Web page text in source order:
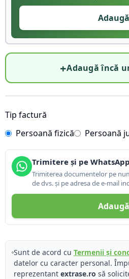
Adaugă
+Adaugă încă
Tip factură
Persoană fizică
Persoană
Trimitere și pe
Trimiterea documentelor pe
de dvs. și pe adresa de e-mail
Adaugă
Sunt de acord cu Termenii și
datelor cu caracter personal.
reprezentant extrase.ro să